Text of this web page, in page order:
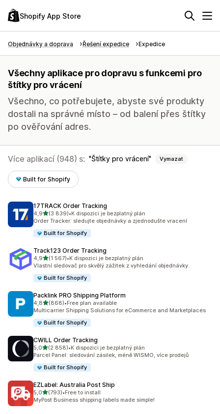
Shopify App Store
Objednávky a doprava Řešení expedice Expedice
Všechny aplikace pro dopravu s funkcemi pro
štítky pro vrácení
Všechno, co potřebujete, abyste své produkty
dostali na správné místo – od balení přes štítky
po ověřování adres.
Více aplikací (948) s: Štítky pro vrácení Vymazat
Built for Shopify
17TRACK Order Tracking
4,9z 5 hvězd
(3 839)
Celkový počet recenzí: 3839
•K dispozici je bezplatný plán
Order Tracker: sledujte objednávky a zjednodušte vracení
Built for Shopify
Track123 Order Tracking
4,9z 5 hvězd
(1 567)
Celkový počet recenzí: 1567
•K dispozici je bezplatný plán
Vlastní sledovač pro skvělý zážitek z vyhledání objednávky.
Built for Shopify
Packlink PRO Shipping Platform
4,8z 5 hvězd
(868)
Celkový počet recenzí: 868
•Free plan available
Multicarrier Shipping Solutions for eCommerce and Marketplaces
Built for Shopify
CWILL Order Tracking
5,0z 5 hvězd
(2 858)
Celkový počet recenzí: 2858
•K dispozici je bezplatný plán
Parcel Panel: sledování zásilek, méně WISMO, více prodejů
Built for Shopify
EZLabel: Australia Post Ship
5,0z 5 hvězd
(793)
Celkový počet recenzí: 793
•Free to install
MyPost Business shipping labels made simple!